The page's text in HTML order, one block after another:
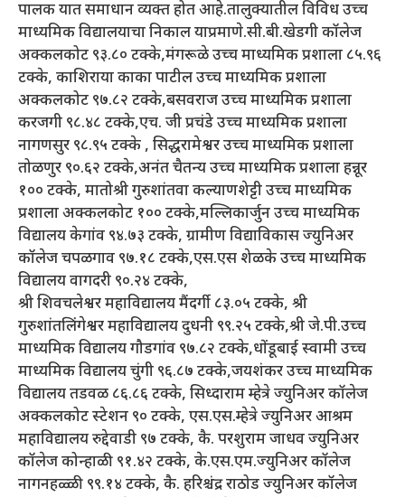
पालक यात समाधान व्यक्त होत आहे.तालुक्यातील विविध उच्च
माध्यमिक विद्यालयाचा निकाल याप्रमाणे.सी.बी.खेडगी कॉलेज
अक्कलकोट ९३.८० टक्के,मंगरूळे उच्च माध्यमिक प्रशाला ८५.९६
टक्के, काशिराया काका पाटील उच्च माध्यमिक प्रशाला
अक्कलकोट ९७.८२ टक्के,बसवराज उच्च माध्यमिक प्रशाला
करजगी ९८.४८ टक्के,एच. जी प्रचंडे उच्च माध्यमिक प्रशाला
नागणसुर ९८.९५ टक्के , सिद्धरामेश्वर उच्च माध्यमिक प्रशाला
तोळणुर ९०.६२ टक्के,अनंत चैतन्य उच्च माध्यमिक प्रशाला हन्नूर
१०० टक्के, मातोश्री गुरुशांतवा कल्याणशेट्टी उच्च माध्यमिक
प्रशाला अक्कलकोट १०० टक्के,मल्लिकार्जुन उच्च माध्यमिक
विद्यालय केगांव ९४.७३ टक्के, ग्रामीण विद्याविकास ज्युनिअर
कॉलेज चपळगाव ९७.१८ टक्के,एस.एस शेळके उच्च माध्यमिक
विद्यालय वागदरी ९०.२४ टक्के,
श्री शिवचलेश्वर महाविद्यालय मैंदर्गी ८३.०५ टक्के, श्री
गुरुशांतलिंगेश्वर महाविद्यालय दुधनी ९९.२५ टक्के,श्री जे.पी.उच्च
माध्यमिक विद्यालय गौडगांव ९७.८२ टक्के,धोंडूबाई स्वामी उच्च
माध्यमिक विद्यालय चुंगी ९६.८७ टक्के,जयशंकर उच्च माध्यमिक
विद्यालय तडवळ ८६.८६ टक्के, सिध्दाराम म्हेत्रे ज्युनिअर कॉलेज
अक्कलकोट स्टेशन ९० टक्के, एस.एस.म्हेत्रे ज्युनिअर आश्रम
महाविद्यालय रुद्देवाडी ९७ टक्के, कै. परशुराम जाधव ज्युनिअर
कॉलेज कोन्हाळी ९१.४२ टक्के, के.एस.एम.ज्युनिअर कॉलेज
नागनहळ्ळी ९९.१४ टक्के, कै. हरिश्चंद्र राठोड ज्युनिअर कॉलेज